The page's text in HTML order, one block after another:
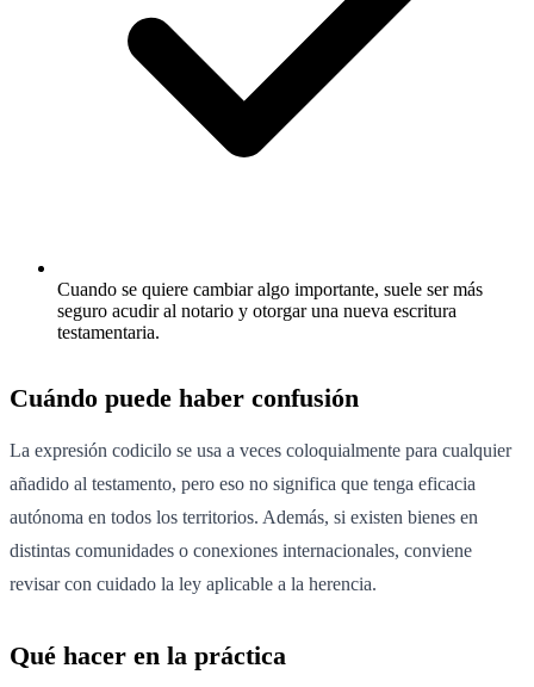
Cuando se quiere cambiar algo importante, suele ser más
seguro acudir al notario y otorgar una nueva escritura
testamentaria.
Cuándo puede haber confusión
La expresión codicilo se usa a veces coloquialmente para cualquier
añadido al testamento, pero eso no significa que tenga eficacia
autónoma en todos los territorios. Además, si existen bienes en
distintas comunidades o conexiones internacionales, conviene
revisar con cuidado la ley aplicable a la herencia.
Qué hacer en la práctica